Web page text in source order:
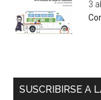
3
SUSCRIBIRSE A